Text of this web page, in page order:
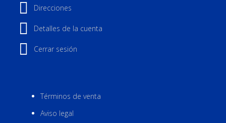
Direcciones
Detalles de la cuenta
Cerrar sesión
Términos de venta
Aviso legal